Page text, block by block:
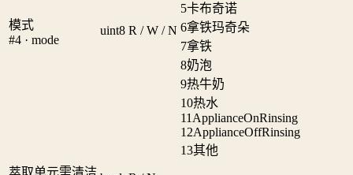
模式
#4 · mode
uint8 R / W / N
5卡布奇诺
6拿铁玛奇朵
7拿铁
8奶泡
9热牛奶
10热水
11 ApplianceOnRinsing
12ApplianceOffRinsing
13其他
萃取单元需清洁